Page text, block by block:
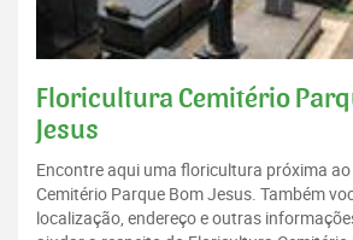
Floricultura Cemitério
Jesus
Encontre aqui uma floricultura próxima
Cemitério Parque Bom Jesus. Também
localização, endereço e outras